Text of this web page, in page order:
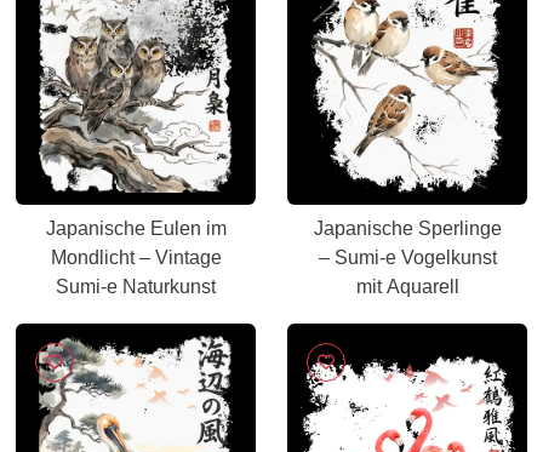
Japanische Eulen im
Mondlicht – Vintage
Sumi-e Naturkunst
Japanische Sperlinge
– Sumi-e Vogelkunst
mit Aquarell